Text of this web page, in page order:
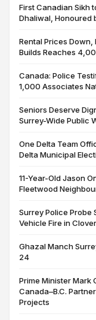
First Canadian Sikh
Dhaliwal, Honoured
Rental Prices Down,
Builds Reaches
Canada: Police
1,000 Associates
Seniors Deserve
Surrey-Wide Public
One Delta Team
Delta Municipal
11-Year-Old Jason
Fleetwood
Surrey Police Probe
Vehicle Fire in
Ghazal Manch
24
Prime Minister Mark
Canada–B.C.
Projects